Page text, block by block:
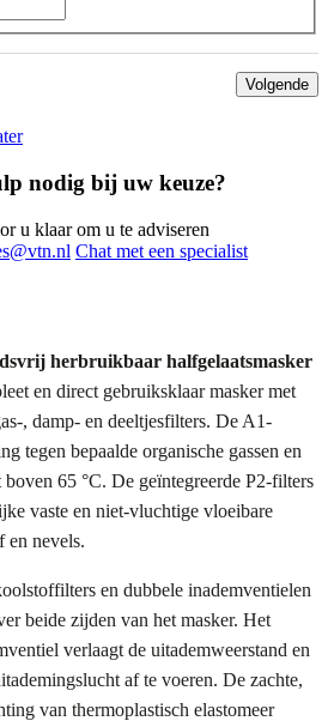
Volgende
nodig bij uw keuze?
u klaar om u te adviseren
Chat met een specialist
herbruikbaar halfgelaatsmasker
en direct gebruiksklaar masker met
, damp- en deeltjesfilters. De A1-
tegen bepaalde organische gassen en
65 °C. De geïntegreerde P2-filters
vaste en niet-vluchtige vloeibare
en nevels.
en dubbele inademventielen
beide zijden van het masker. Het
verlaagt de uitademweerstand en
af te voeren. De zachte,
van thermoplastisch elastomeer